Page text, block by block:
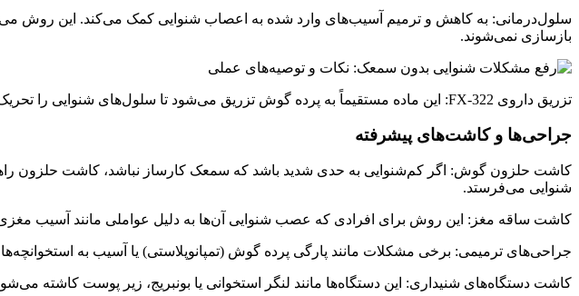
سلول‌درمانی: به کاهش و ترمیم آسیب‌های وارد شده به اعصاب شنوایی کمک می‌کند. این روش
بازسازی نمی‌شوند.
تزریق داروی FX-322: این ماده مستقیماً به پرده گوش تزریق می‌شود تا سلول‌های شنوایی را تحریک کرده و باعث ایجاد سلول‌های جدید و سالم شود.
جراحی‌ها و کاشت‌های پیشرفته
کاشت حلزون گوش: اگر کم‌شنوایی به حدی شدید باشد که سمعک کارساز نباشد، کاشت حلزون
شنوایی می‌فرستد.
کاشت ساقه مغز: این روش برای افرادی که عصب شنوایی آن‌ها به دلیل عواملی مانند آسیب مغزی
جراحی‌های ترمیمی: برخی مشکلات مانند پارگی پرده گوش (تمپانوپلاستی) یا آسیب به
کاشت دستگاه‌های شنیداری: این دستگاه‌ها مانند لنگر استخوانی یا بونبریج، زیر پوست کاشته